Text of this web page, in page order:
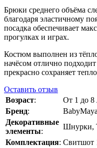
Брюки среднего объёма
благодаря эластичному
посадка обеспечивает
прогулках и играх.
Костюм выполнен из
начёсом отлично
прекрасно сохраняет
Оставить отзыв
Возраст:
От 1 до 8
Бренд:
BabyMaya
Декоративные
элементы:
Шнурки,
Комплектация: Свитшот